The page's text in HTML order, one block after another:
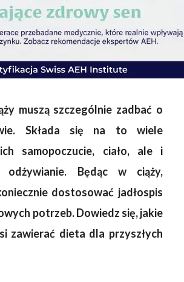
muszą szczególnie zadbać o
Składa się na to wiele
samopoczucie, ciało, ale i
odżywianie. Będąc w ciąży,
dostosować jadłospis
potrzeb. Dowiedz się, jakie
zawierać dieta dla przyszłych